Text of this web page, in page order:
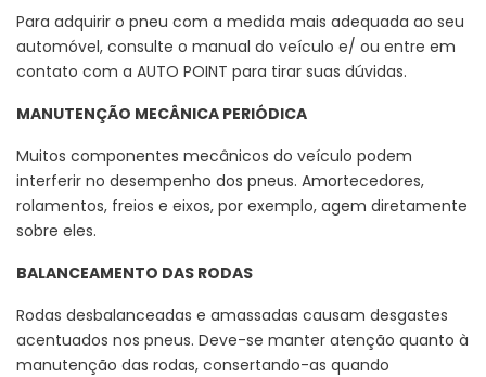
Para adquirir o pneu com a medida mais adequada ao seu
automóvel, consulte o manual do veículo e/ ou entre em
contato com a AUTO POINT para tirar suas dúvidas.
MANUTENÇÃO MECÂNICA PERIÓDICA
Muitos componentes mecânicos do veículo podem
interferir no desempenho dos pneus. Amortecedores,
rolamentos, freios e eixos, por exemplo, agem diretamente
sobre eles.
BALANCEAMENTO DAS RODAS
Rodas desbalanceadas e amassadas causam desgastes
acentuados nos pneus. Deve-se manter atenção quanto à
manutenção das rodas, consertando-as quando